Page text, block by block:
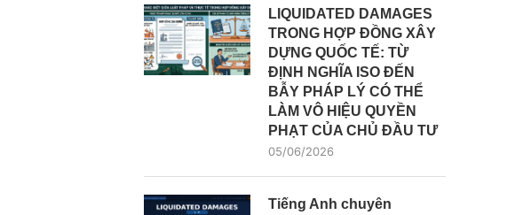
LIQUIDATED DAMAGES
TRONG HỢP ĐỒNG XÂY
DỰNG QUỐC TẾ: TỪ
ĐỊNH NGHĨA ISO ĐẾN
BẪY PHÁP LÝ CÓ THỂ
LÀM VÔ HIỆU QUYỀN
PHẠT CỦA CHỦ ĐẦU TƯ
05/06/2026
Tiếng Anh chuyên